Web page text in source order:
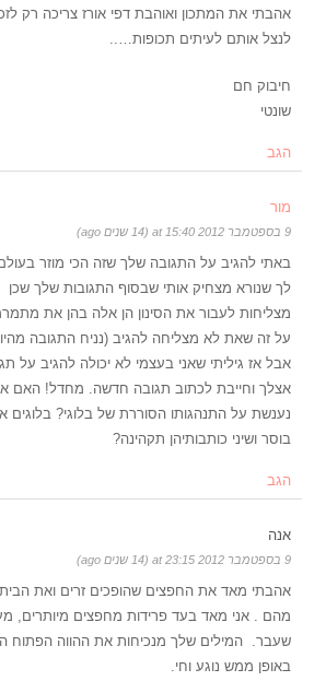
אהבתי את המתכון ואוהבת דפי אורז צריכה רק
לנצל אותם לעיתים תכופות…..
חיבוק חם
שונטי
הגב
מור
9 בספטמבר 2012 at 15:40 (14 שנים ago)
באתי להגיב על התגובה שלך שזה הכי מוזר
לך שנורא מצחיק אותי שבסוף התגובות שלך שכן
מצליחות לעבור את הסינון הן אלה בהן את
על זה שאת לא מצליחה להגיב (נניח התגובה
אבל אז גיליתי שאני בעצמי לא יכולה להגיב על
אצלך וחייבת לכתוב תגובה חדשה. מחדל! האם
נענשת על התנהגותו הסוררת של בלוגי? בלוגים
בוסר ושיני כותבותיהן תקהינה?
הגב
אנה
9 בספטמבר 2012 at 23:15 (14 שנים ago)
אהבתי מאד את החפצים שהופכים זרים ואת הבית
מהם . אני מאד בעד פרידות מחפצים מיותרים,
שעבר. המילים שלך מנכיחות את ההווה הפתוח
באופן ממש נוגע וחי.